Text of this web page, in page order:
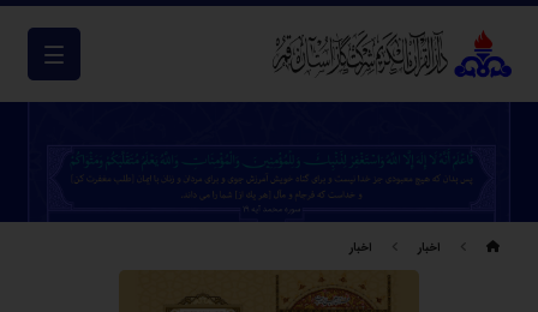
اخبار اخبار